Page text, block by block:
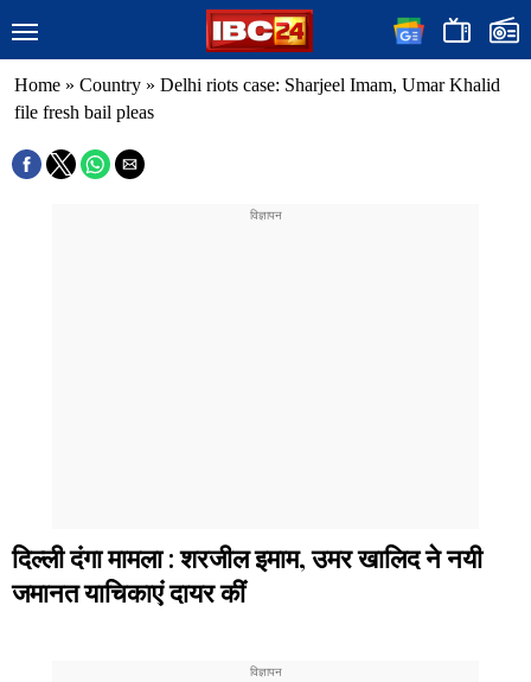
Home » Country » Delhi riots case: Sharjeel Imam, Umar Khalid
file fresh bail pleas
दिल्ली दंगा मामला : शरजील इमाम, उमर खालिद ने नयी
जमानत याचिकाएं दायर कीं